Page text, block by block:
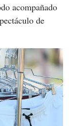
acompañado
de